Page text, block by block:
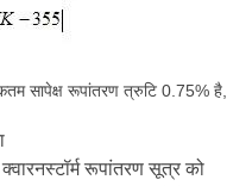
सापेक्ष रूपांतरण त्रुटि 0.75% है,
क्वारनस्टॉर्म रूपांतरण सूत्र को